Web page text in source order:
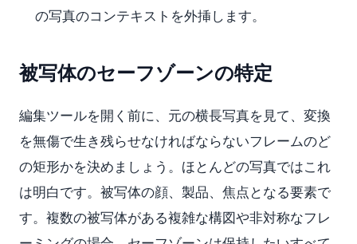
の写真のコンテキストを外挿します。
被写体のセーフゾーンの特定
編集ツールを開く前に、元の横長写真を見て、変換
を無傷で生き残らせなければならないフレームのど
の矩形かを決めましょう。ほとんどの写真ではこれ
は明白です。被写体の顔、製品、焦点となる要素で
す。複数の被写体がある複雑な構図や非対称なフレ